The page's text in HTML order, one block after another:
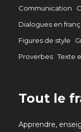
Communication
Dialogues en
Figures de style
Proverbes Texte
Tout le
Apprendre,